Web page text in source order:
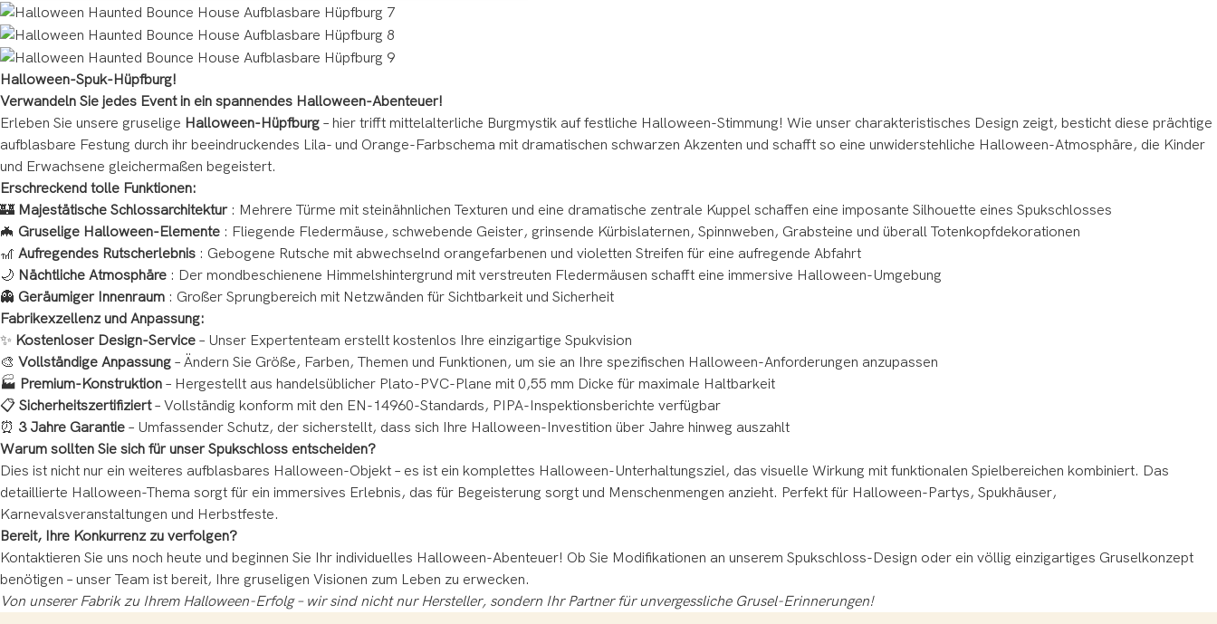
Halloween-Spuk-Hüpfburg!
Verwandeln Sie jedes Event in ein spannendes Halloween-Abenteuer!
Erleben Sie unsere gruselige Halloween-Hüpfburg – hier trifft mittelalterliche Burgmystik auf festliche Halloween-Stimmung! Wie unser charakteristisches Design zeigt, besticht diese prächtige
aufblasbare Festung durch ihr beeindruckendes Lila- und Orange-Farbschema mit dramatischen schwarzen Akzenten und schafft so eine unwiderstehliche Halloween-Atmosphäre, die Kinder
und Erwachsene gleichermaßen begeistert.
Erschreckend tolle Funktionen:
🏰 Majestätische Schlossarchitektur: Mehrere Türme mit steinähnlichen Texturen und eine dramatische zentrale Kuppel schaffen eine imposante Silhouette eines Spukschlosses
🦇 Gruselige Halloween-Elemente : Fliegende Fledermäuse, schwebende Geister, grinsende Kürbislaternen, Spinnweben, Grabsteine ​​und überall Totenkopfdekorationen
🎢 Aufregendes Rutscherlebnis : Gebogene Rutsche mit abwechselnd orangefarbenen und violetten Streifen für eine aufregende Abfahrt
🌙 Nächtliche Atmosphäre : Der mondbeschienene Himmelshintergrund mit verstreuten Fledermäusen schafft eine immersive Halloween-Umgebung
👻 Geräumiger Innenraum : Großer Sprungbereich mit Netzwänden für Sichtbarkeit und Sicherheit
Fabrikexzellenz und Anpassung:
✨ Kostenloser Design-Service – Unser Expertenteam erstellt kostenlos Ihre einzigartige Spukvision
🎨 Vollständige Anpassung – Ändern Sie Größe, Farben, Themen und Funktionen, um sie an Ihre spezifischen Halloween-Anforderungen anzupassen
🏭 Premium-Konstruktion – Hergestellt aus handelsüblicher Plato-PVC-Plane mit 0,55 mm Dicke für maximale Haltbarkeit
📋 Sicherheitszertifiziert– Vollständig konform mit den EN-14960-Standards, PIPA-Inspektionsberichte verfügbar
⏰ 3 Jahre Garantie – Umfassender Schutz, der sicherstellt, dass sich Ihre Halloween-Investition über Jahre hinweg auszahlt
Warum sollten Sie sich für unser Spukschloss entscheiden?
Dies ist nicht nur ein weiteres aufblasbares Halloween-Objekt – es ist ein komplettes Halloween-Unterhaltungsziel, das visuelle Wirkung mit funktionalen Spielbereichen kombiniert. Das
detaillierte Halloween-Thema sorgt für ein immersives Erlebnis, das für Begeisterung sorgt und Menschenmengen anzieht. Perfekt für Halloween-Partys, Spukhäuser,
Karnevalsveranstaltungen und Herbstfeste.
Bereit, Ihre Konkurrenz zu verfolgen?
Kontaktieren Sie uns noch heute und beginnen Sie Ihr individuelles Halloween-Abenteuer! Ob Sie Modifikationen an unserem Spukschloss-Design oder ein völlig einzigartiges Gruselkonzept
benötigen – unser Team ist bereit, Ihre gruseligen Visionen zum Leben zu erwecken.
Von unserer Fabrik zu Ihrem Halloween-Erfolg – ​​wir sind nicht nur Hersteller, sondern Ihr Partner für unvergessliche Grusel-Erinnerungen!